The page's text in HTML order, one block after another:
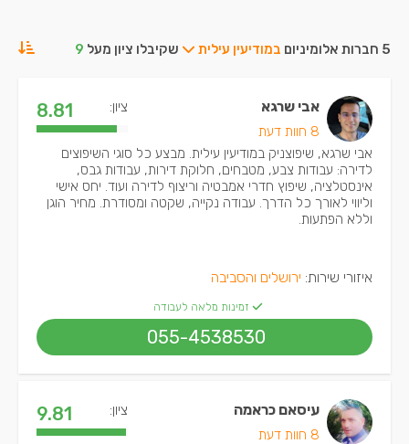
5 חברות אלומיניום במודיעין עילית שקיבלו ציון מעל 9
אבי שרגא
8 חוות דעת
ציון: 8.81
אבי שרגא, שיפוצניק במודיעין עילית. מבצע כל סוגי השיפוצים
לדירה: עבודות צבע, מטבחים, חלוקת דירות, עבודות גבס,
אינסטלציה, שיפוץ חדרי אמבטיה וריצוף לדירה ועוד. יחס אישי
וליווי לאורך כל הדרך. עבודה נקייה, שקטה ומסודרת. מחיר הוגן
וללא הפתעות.
איזורי שירות: ירושלים והסביבה
זמינות מלאה לעבודה
055-4538530
עיסאם כראמה
8 חוות דעת
ציון: 9.81